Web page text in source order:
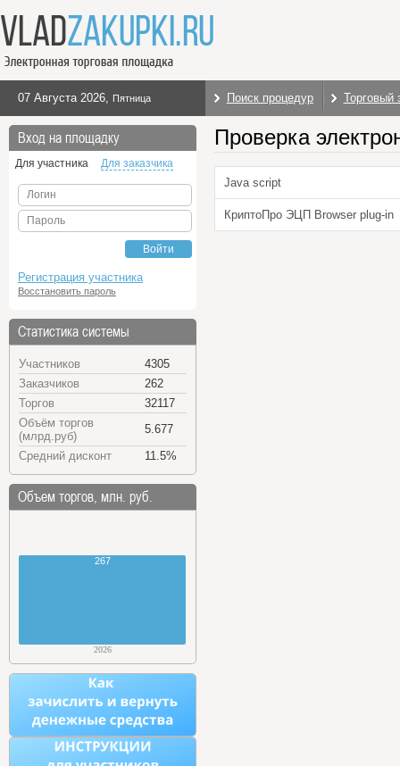
07 Августа 2026, Пятница Поиск процедур Торговый
Вход на площадку
Для участника Для заказчика
Логин
Пароль
Войти
Регистрация участника
Восстановить пароль
Статистика системы
Участников
4305
Заказчиков
262
Торгов
32117
Объём торгов
(млрд.руб)
5.677
Средний дисконт
11.5%
Объем торгов, млн. руб.
267
2026
Проверка
Java script
КриптоПро ЭЦП Browser plug-in